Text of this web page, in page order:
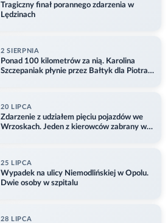
Tragiczny finał porannego zdarzenia w
Lędzinach
2 SIERPNIA
Ponad 100 kilometrów za nią. Karolina
Szczepaniak płynie przez Bałtyk dla Piotra.
20 LIPCA
Zdarzenie z udziałem pięciu pojazdów we
Wrzoskach. Jeden z kierowców zabrany w
25 LIPCA
Wypadek na ulicy Niemodlińskiej w Opolu.
Dwie osoby w szpitalu
28 LIPCA